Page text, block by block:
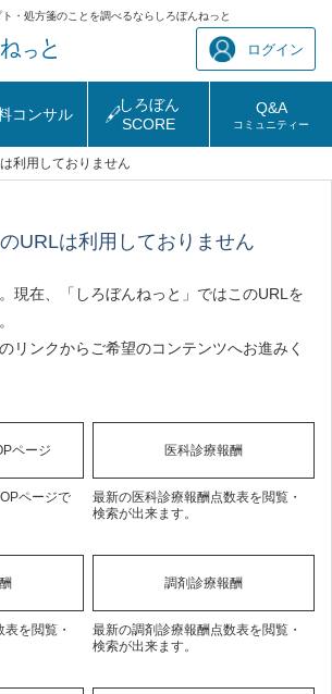
・処方箋のことを調べるならしろぼんねっと
ログイン
コンサル
しろぼん
SCORE
Q&A
コミュニティー
利用しておりません
URLは利用しておりません
現在、「しろぼんねっと」ではこのURLを
リンクからご希望のコンテンツへお進みく
ページ
ページで
医科診療報酬
最新の医科診療報酬点数表を閲覧・
検索が出来ます。
を閲覧・
調剤診療報酬
最新の調剤診療報酬点数表を閲覧・
検索が出来ます。